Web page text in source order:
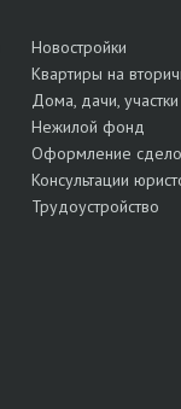
Новостройки
Квартиры на
Дома, дачи, участки
Нежилой фонд
Оформление
Консультации
Трудоустройство